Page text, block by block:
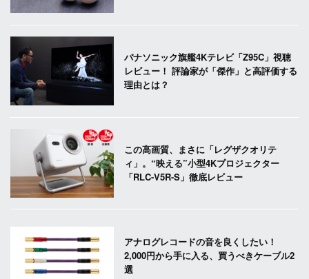
パナソニック旗艦4Kテレビ「Z95C」視聴
レビュー！ 評論家が「傑作」と高評価する
理由とは？
この高画質、まさに「レグザクオリテ
ィ」。“映える”小型4Kプロジェクター
「RLC-V5R-S」徹底レビュー
アナログレコードの音を良くしたい！
2,000円から手に入る、買うべきケーブル2
選